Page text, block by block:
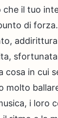
il tuo
di
in cui
molto
i loro